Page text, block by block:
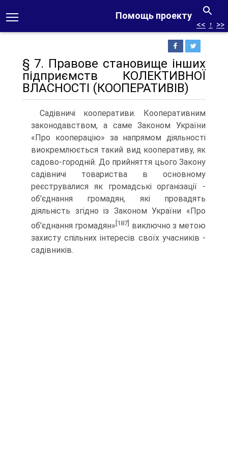
Помощь проекту
<< ↑ >>
§ 7. Правове становище інших
підприємств КОЛЕКТИВНОЇ
ВЛАСНОСТІ (КООПЕРАТИВІВ)
Садівничі кооперативи. Кооперативним
законодавст­вом, а саме Законом України
«Про кооперацію» за напрямом діяльності
виокремлюється такий вид кооперативу, як
садо­во-городній. До прийняття цього Закону
садівничі товарис­тва в основному
реєструвалися як громадські організації -
об'єднання громадян, які провадять
діяльність згідно із Зако­ном України «Про
об'єднання громадян» [187] виключно з метою
захисту спільних інтересів своїх учасників -
садівників.